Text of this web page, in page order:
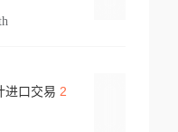
进口交易 2